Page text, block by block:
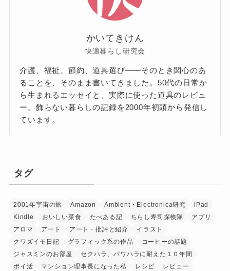
かいてきけん
快適暮らし研究会
介護、福祉、節約、道具選び——そのとき関心のあ
ることを、そのまま書いてきました。50代の日常か
ら生まれるエッセイと、実際に使った道具のレビュ
ー。飾らない暮らしの記録を2000年初頭から発信し
ています。
タグ
2001年宇宙の旅 Amazon Ambient・Electronica研究
iPad
Kindle
おいしい菜食 たべある記 ちらし寿司探検隊
アプリ
アロマ
アート アート・批評と紹介
イラスト
クワズイモ日記
グラフィック系の作品
コーヒーの話題
ジャスミンのお部屋
セクハラ、パワハラに耐えた１０年間
ポイ活
マンション理事長になった私 レシピ
レビュー